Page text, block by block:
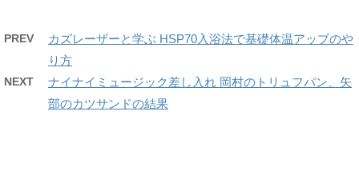
PREV
カズレーザーと学ぶ HSP70入浴法で基礎体温アップのや
り方
NEXT
ナイナイミュージック差し入れ 岡村のトリュフパン、矢
部のカツサンドの結果